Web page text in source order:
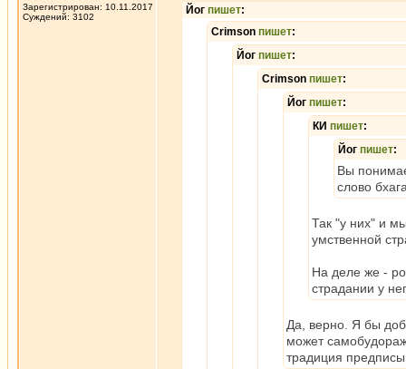
Зарегистрирован: 10.11.2017
Суждений: 3102
Йог пишет:
Crimson пишет:
Йог пишет:
Crimson пишет:
Йог пишет:
КИ пишет:
Йог пишет:
Вы
слово
Так "у них" и
умственной
На деле же -
страдании у
Да, верно. Я бы
может
традиция